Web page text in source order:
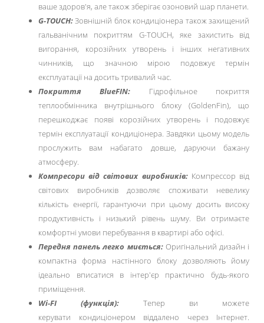
ваше здоров'я, але також зберігає озоновий шар планети.
G-TOUCH: Зовнішній блок кондиціонера також захищений
гальванічним покриттям G-TOUCH, яке захистить від
вигорання, корозійних утворень і інших негативних
чинників, що значною мірою подовжує термін
експлуатації на досить тривалий час.
Покриття BlueFIN: Гідрофільное покриття
теплообмінника внутрішнього блоку (GoldenFin), що
перешкоджає появі корозійних утворень і подовжує
термін експлуатації кондиціонера. Завдяки цьому модель
прослужить вам набагато довше, даруючи бажану
атмосферу.
Компресори від світових виробників:Компрессор від
світових виробників дозволяє споживати невелику
кількість енергії, гарантуючи при цьому досить високу
продуктивність і низький рівень шуму. Ви отримаєте
комфортні умови перебування в квартирі або офісі.
Передня панель легко миється:Оригінальний дизайн і
компактна форма настінного блоку дозволяють йому
ідеально вписатися в інтер'єр практично будь-якого
приміщення.
Wi-FI (функція): Тепер ви можете
керувати кондиціонером віддалено через Інтернет.